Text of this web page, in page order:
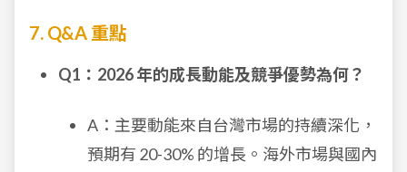
7. Q&A 重點
Q1：2026 年的成長動能及競爭優勢為何？
A：主要動能來自台灣市場的持續深化，
預期有 20-30% 的增長。海外市場與國內